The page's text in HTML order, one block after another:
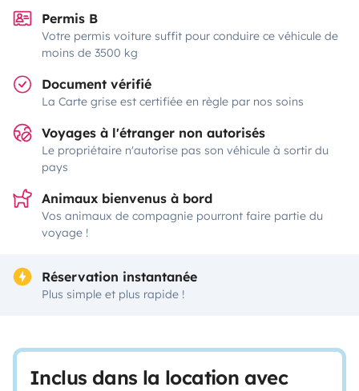
Permis B
Votre permis voiture suffit pour conduire ce véhicule de
moins de 3500 kg
Document vérifié
La Carte grise est certifiée en règle par nos soins
Voyages à l'étranger non autorisés
Le propriétaire n'autorise pas son véhicule à sortir du
pays
Animaux bienvenus à bord
Vos animaux de compagnie pourront faire partie du
voyage !
Réservation instantanée
Plus simple et plus rapide !
Inclus dans la location avec